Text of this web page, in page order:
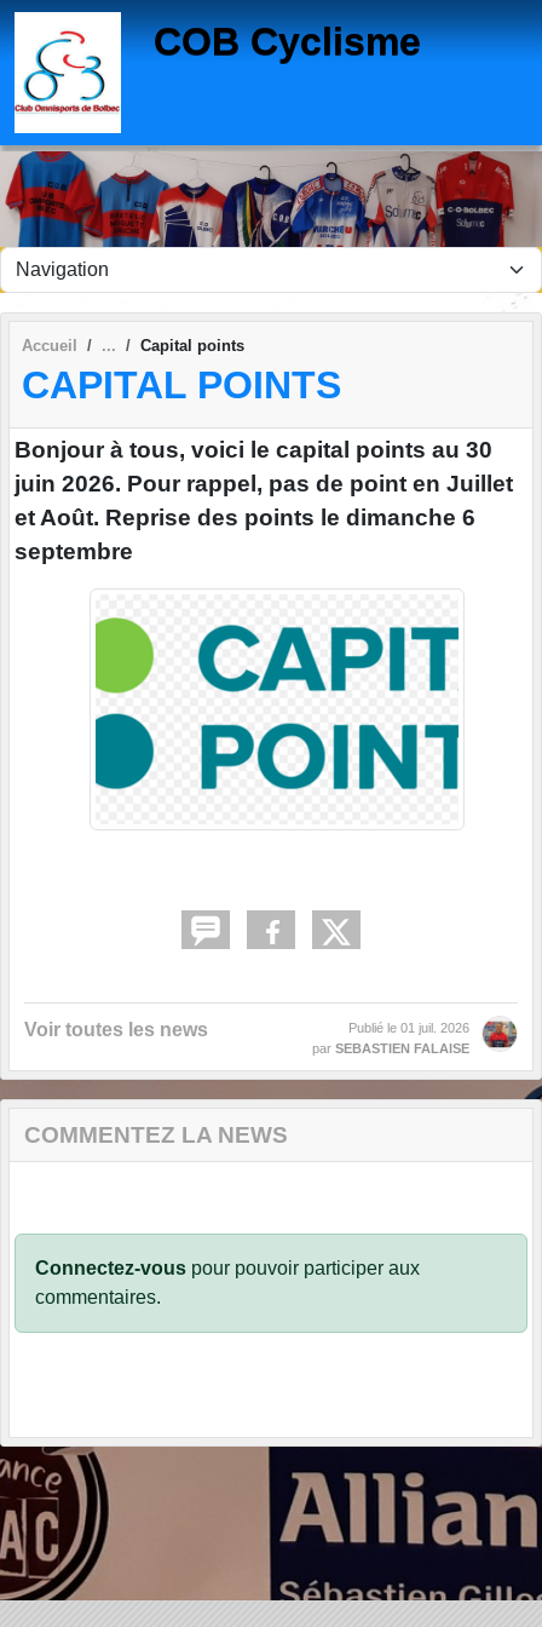
COB Cyclisme
Accueil Capital points
CAPITAL POINTS
Bonjour à tous, voici le capital points au 30
juin 2026. Pour rappel, pas de point en Juillet
et Août. Reprise des points le dimanche 6
septembre
Voir toutes les news Publié le 01 juil. 2026
par SEBASTIEN FALAISE
COMMENTEZ LA NEWS
Connectez-vous pour pouvoir participer aux
commentaires.
Panneau de gestion des cookies